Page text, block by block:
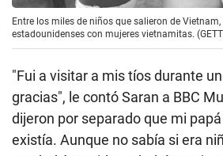
Hoy, Saran ha podido entablar
familia sanguínea de su papá.